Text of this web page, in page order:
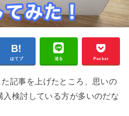
はてブ 送る Pocket
た記事を上げたところ、思いの
入検討している方が多いのだな